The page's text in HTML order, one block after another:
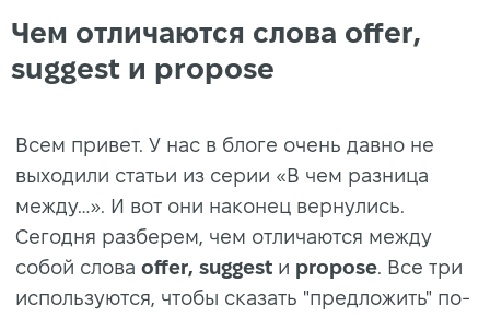
Чем отличаются слова offer,
suggest и propose
Всем привет. У нас в блоге очень давно не
выходили статьи из серии «В чем разница
между…». И вот они наконец вернулись.
Сегодня разберем, чем отличаются между
собой слова offer, suggest и propose. Все три
используются, чтобы сказать "предложить" по-